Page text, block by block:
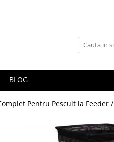
BLOG
Pentru Pescuit la Feeder /